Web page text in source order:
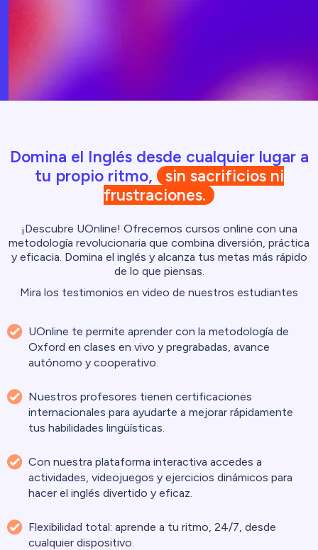
Domina el Inglés desde cualquier lugar a
tu propio ritmo,
sin sacrificios ni
frustraciones.
¡Descubre UOnline! Ofrecemos cursos online con una
metodología revolucionaria que combina diversión, práctica
y eficacia. Domina el inglés y alcanza tus metas más rápido
de lo que piensas.
Mira los testimonios en video de nuestros estudiantes
UOnline te permite aprender con la metodología de
Oxford en clases en vivo y pregrabadas, avance
autónomo y cooperativo.
Nuestros profesores tienen certificaciones
internacionales para ayudarte a mejorar rápidamente
tus habilidades lingüísticas.
Con nuestra plataforma interactiva accedes a
actividades, videojuegos y ejercicios dinámicos para
hacer el inglés divertido y eficaz.
Flexibilidad total: aprende a tu ritmo, 24/7, desde
cualquier dispositivo.